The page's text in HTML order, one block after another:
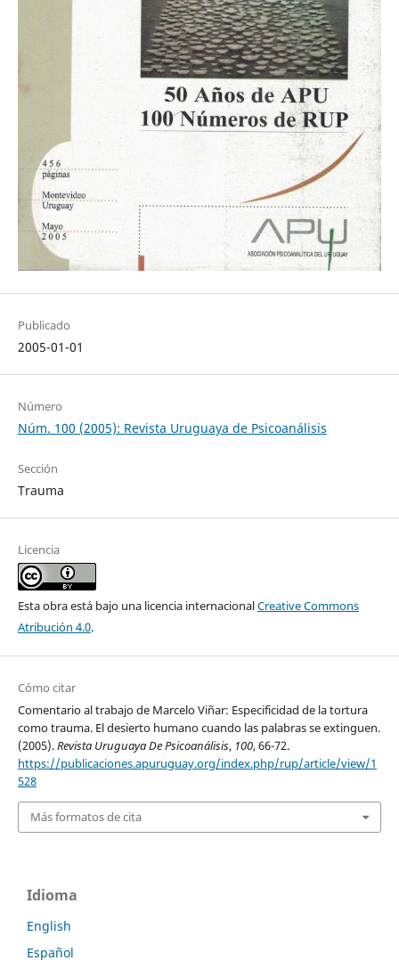
Publicado
2005-01-01
Número
Núm. 100 (2005): Revista Uruguaya de Psicoanálisis
Sección
Trauma
Licencia
Esta obra está bajo una licencia internacionalCreative Commons
Atribución 4.0.
Cómo citar
Comentario al trabajo de Marcelo Viñar: Especificidad de la tortura
como trauma. El desierto humano cuando las palabras se extinguen.
(2005).Revista Uruguaya De Psicoanálisis, 100, 66-72.
https://publicaciones.apuruguay.org/index.php/rup/article/view/1
528
Más formatos de cita
Idioma
English
Español